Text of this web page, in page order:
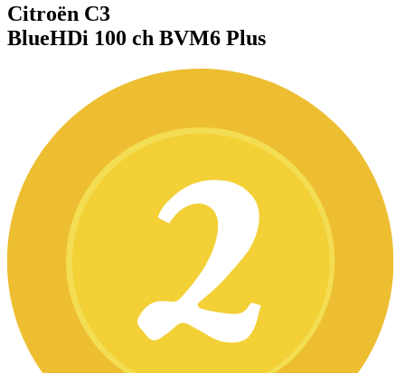
Citroën C3
BlueHDi 100 ch BVM6 Plus